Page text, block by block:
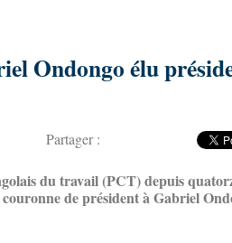
Ondongo élu
Partager :
du travail (PCT) depuis
de président à Gabriel